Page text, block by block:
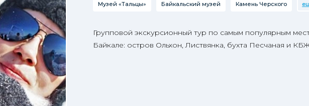
Музей «Тальцы» Байкальский музей Камень Черского
Групповой экскурсионный тур по самым популярным
Байкале: остров Ольхон, Листвянка, бухта Песчаная и